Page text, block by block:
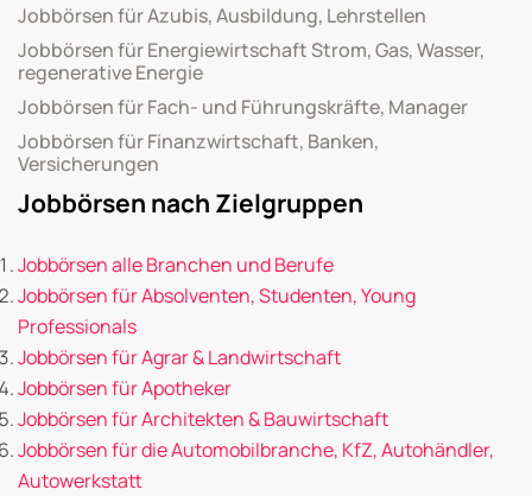
Jobbörsen für Azubis, Ausbildung, Lehrstellen
Jobbörsen für Energiewirtschaft Strom, Gas, Wasser,
regenerative Energie
Jobbörsen für Fach- und Führungskräfte, Manager
Jobbörsen für Finanzwirtschaft, Banken,
Versicherungen
Jobbörsen nach Zielgruppen
Jobbörsen alle Branchen und Berufe
Jobbörsen für Absolventen, Studenten, Young
Professionals
Jobbörsen für Agrar & Landwirtschaft
Jobbörsen für Apotheker
Jobbörsen für Architekten & Bauwirtschaft
Jobbörsen für die Automobilbranche, KfZ, Autohändler,
Autowerkstatt